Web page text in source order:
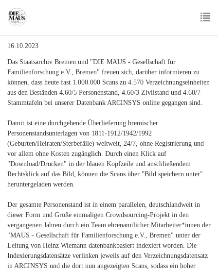
main
16.10.2023
Das Staatsarchiv Bremen und "DIE MAUS - Gesellschaft für
Familienforschung e.V., Bremen" freuen sich, darüber informieren zu
können, dass heute fast 1.000.000 Scans zu 4.570 Verzeichnungseinheiten
aus den Beständen 4.60/5 Personenstand, 4.60/3 Zivilstand und 4.60/7
Stammtafeln bei unserer Datenbank ARCINSYS online gegangen sind.
Damit ist eine durchgehende Überlieferung bremischer
Personenstandsunterlagen von 1811-1912/1942/1992
(Geburten/Heiraten/Sterbefälle) weltweit, 24/7, ohne Registrierung und
vor allem ohne Kosten zugänglich. Durch einen Klick auf
"Download/Drucken" in der blauen Kopfzeile und anschließendem
Rechtsklick auf das Bild, können die Scans über "Bild speichern unter"
heruntergeladen werden.
Der gesamte Personenstand ist in einem parallelen, deutschlandweit in
dieser Form und Größe einmaligen Crowdsourcing-Projekt in den
vergangenen Jahren durch ein Team ehrenamtlicher Mitarbeiter*innen der
"MAUS - Gesellschaft für Familienforschung e.V., Bremen" unter der
Leitung von Heinz Wiemann datenbankbasiert indexiert worden. Die
Indexierungsdatensätze verlinken jeweils auf den Verzeichnungsdatensatz
in ARCINSYS und die dort nun angezeigten Scans, sodass ein hoher